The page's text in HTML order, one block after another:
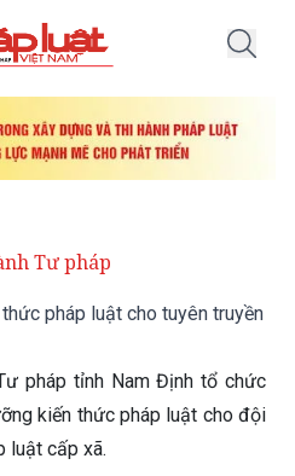
Tư pháp
pháp luật cho tuyên truyền
pháp tỉnh Nam Định tổ chức
kiến thức pháp luật cho đội
luật cấp xã.